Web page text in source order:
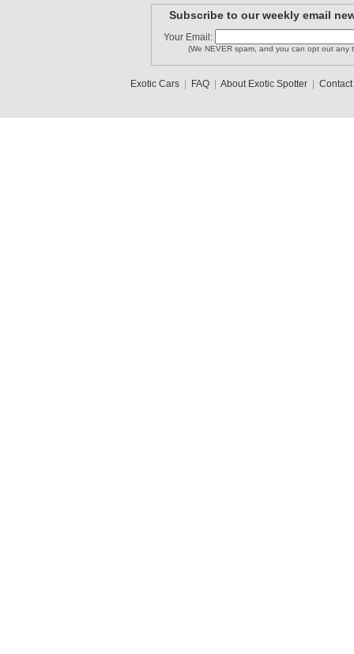
Subscribe to our weekly email
Your Email:
(We NEVER spam, and you can opt out any
Exotic Cars| FAQ| About Exotic Spotter| Contact